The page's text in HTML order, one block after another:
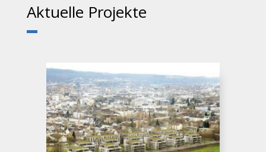
Aktuelle Projekte